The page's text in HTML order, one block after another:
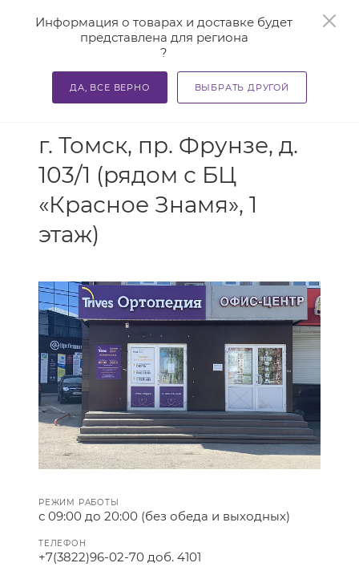
Информация о товарах и доставке будет
представлена для региона
?
ДА, ВСЕ ВЕРНО ВЫБРАТЬ ДРУГОЙ
г. Томск, пр. Фрунзе, д.
103/1 (рядом с БЦ
«Красное Знамя», 1
этаж)
РЕЖИМ РАБОТЫ
с 09:00 до 20:00 (без обеда и выходных)
ТЕЛЕФОН
+7(3822)96-02-70 доб. 4101